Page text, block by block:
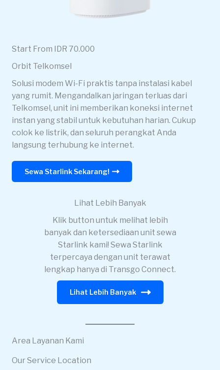
Start From IDR 70.000
Orbit Telkomsel
Solusi modem Wi-Fi praktis tanpa instalasi kabel
yang rumit. Mengandalkan jaringan terluas dari
Telkomsel, unit ini memberikan koneksi internet
instan yang stabil untuk kebutuhan harian. Cukup
colok ke listrik, dan seluruh perangkat Anda
langsung terhubung ke internet.
Sewa Starlink Sekarang!
Lihat Lebih Banyak
Klik button untuk melihat lebih
banyak dan ketersediaan unit sewa
Starlink kami! Sewa Starlink
terpercaya dengan unit terawat
lengkap hanya di Transgo Connect.
Lihat Lebih Banyak
Area Layanan Kami
Our Service Location